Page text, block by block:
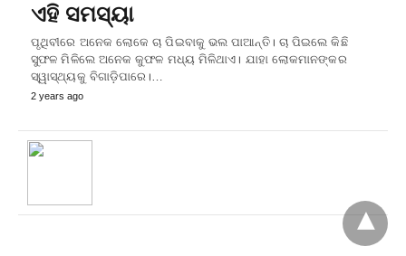
ଏହି ସମସ୍ୟା
ପୃଥିବୀରେ ଅନେକ ଲୋକେ ଚା ପିଇବାକୁ ଭଲ ପାଆନ୍ତି। ଚା ପିଇଲେ କିଛି
ସୁଫଳ ମିଳିଲେ ଅନେକ କୁଫଳ ମଧ୍ୟ ମିଳିଥାଏ। ଯାହା ଲୋକମାନଙ୍କର
ସ୍ୱାସ୍ଥ୍ୟକୁ ବିଗାଡ଼ିପାରେ।…
2 years ago